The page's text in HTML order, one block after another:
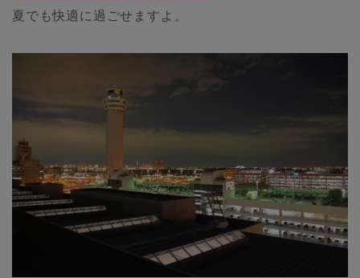
夏でも快適に過ごせますよ。